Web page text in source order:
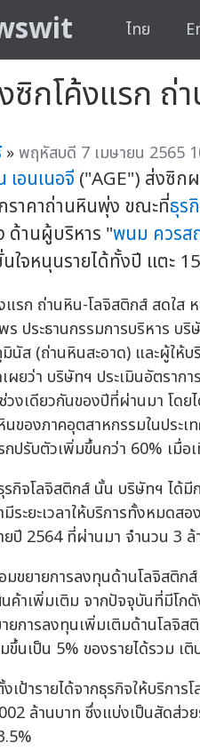
ไทย
ซิกโค้งแรก
»พฤหัสบดี 7 เมษายน 2565
เอนเนอจี ("AGE") ส่งซิก
ราคาถ่านหินพุ่ง ขณะที่ธุร
ด้านผู้บริหาร "พนม ควรส
ใจหนุนรายได้ทั้งปี แตะ
ประธานกรรมการบริหาร บ
นัส (ถ่านหินสะอาด) และผู้ให้
ผยว่า บริษัทฯ ประเมินอัตรา
วงเดียวกันของปีที่ผ่านมา โด
ของภาคอุตสาหกรรมในประเ
กปรับตัวเพิ่มขึ้นกว่า 60% เมื่อ
กิจโลจิสติกส์ นั้น บริษัทฯ ได้
ะยะเวลาให้บริการทั้งหมด
ยปี 2564 ที่ผ่านมา จำนวน 3
ขยายการลงทุนด้านโลจิสติก
นค้าเพิ่มเติม จากปัจจุบันที่มีโ
ยการลงทุนเพิ่มเติมด้านโลจิส
ขึ้นเป็น 5% ของรายได้รวม เ
เป้ารายได้จากธุรกิจให้บริกา
ล้านบาท ซึ่งแบ่งเป็นสัดส่ว